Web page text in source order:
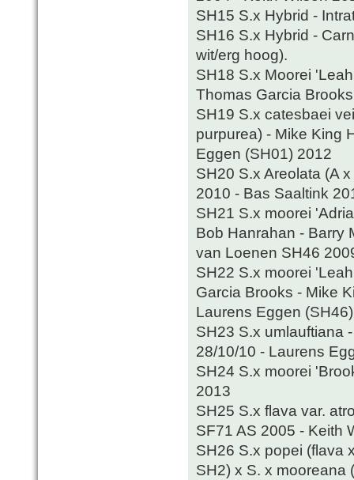
SH15 S.x Hybrid -
SH16 S.x Hybrid -
wit/erg hoog).
SH18 S.x Moorei
Thomas Garcia
SH19 S.x catesbaei
purpurea) - Mike King
Eggen (SH01) 2012
SH20 S.x Areolata (A
2010 - Bas Saaltink
SH21 S.x moorei
Bob Hanrahan - Barry
van Loenen SH46
SH22 S.x moorei
Garcia Brooks - Mike
Laurens Eggen
SH23 S.x umlauftiana
28/10/10 - Laurens
SH24 S.x moorei
2013
SH25 S.x flava var.
SF71 AS 2005 - Keith
SH26 S.x popei (flava
SH2) x S. x mooreana